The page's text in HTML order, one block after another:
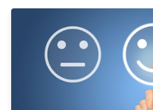
Möchten Sie zu